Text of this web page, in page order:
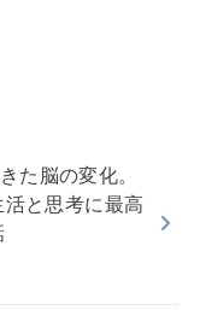
た脳の変化。
活と思考に最高